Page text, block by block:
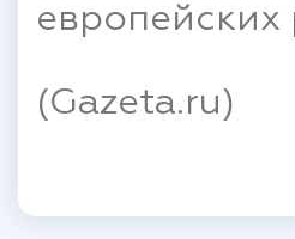
европейских
(Gazeta.ru)